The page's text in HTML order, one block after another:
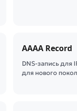
AAAA Record
DNS-запись для
для нового